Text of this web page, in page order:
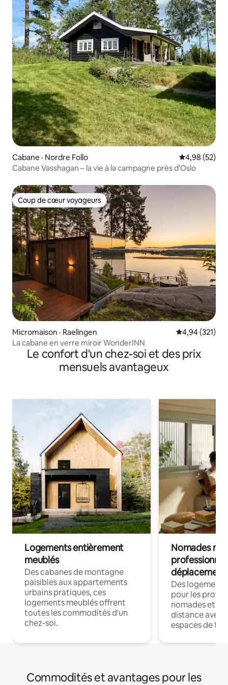
Cabane · Nordre Follo Note
4,98 (52)
Cabane Vasshagan – la vie à la campagne près d'Oslo
Coup de cœur voyageurs
Coup de cœur voyageurs
Micromaison · Raelingen Note
4,94 (321)
La cabane en verre miroir WonderINN
Le confort d'un chez-soi et des prix
mensuels avantageux
Logements entièrement
meublés
Des cabanes de montagne
paisibles aux appartements
urbains pratiques, ces
logements meublés offrent
toutes les commodités d'un
chez-soi.
Nomades
déplacement
Des
pour les
nomades et
distance avec
espaces de
Commodités et avantages pour les